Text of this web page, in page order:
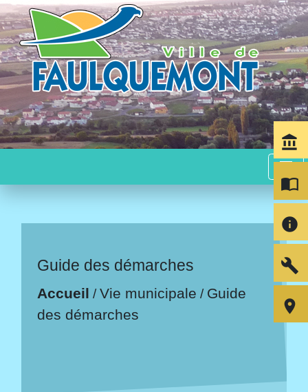
menu
Guide des démarches
Accueil /Vie municipale / Guide
des démarches
account_balance
import_contacts
info
build
room